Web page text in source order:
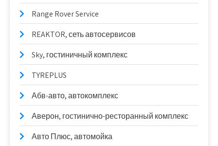
Range Rover Service
REAKTOR, сеть автосервисов
Sky, гостиничный комплекс
TYREPLUS
Абв-авто, автокомплекс
Аверон, гостинично-ресторанный комплекс
Авто Плюс, автомойка